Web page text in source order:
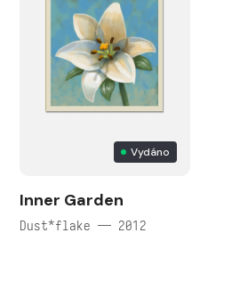
Vydáno
Inner Garden
Dust*flake — 2012